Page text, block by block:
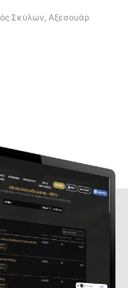
Σκύλων, Αξεσουάρ